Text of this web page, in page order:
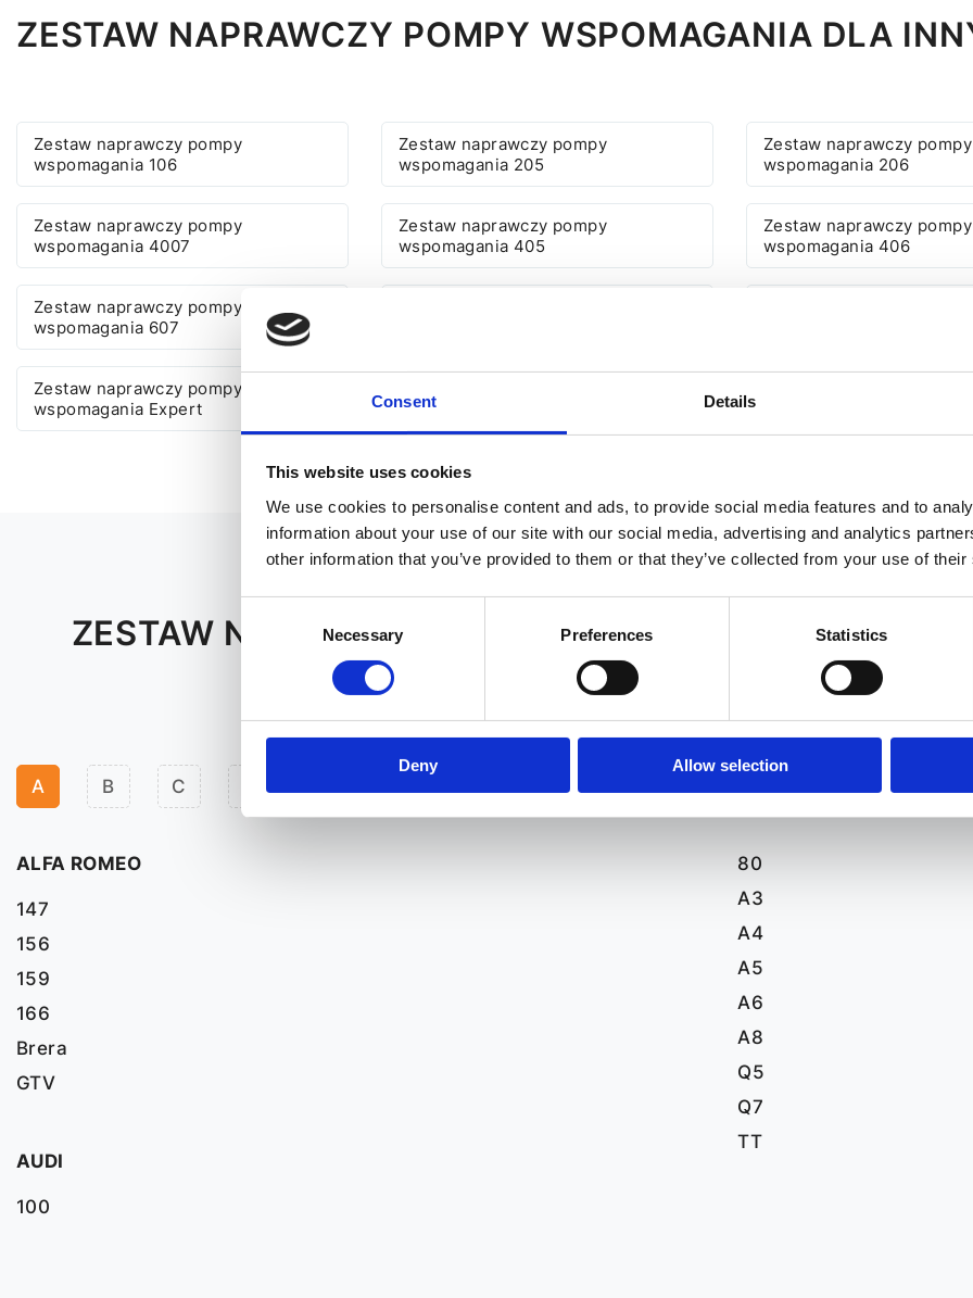
Consent Details
This website uses cookies
We use cookies to personalise content and ads, to provide social media features and to
information about your use of our site with our social media, advertising and analytics
other information that you’ve provided to them or that they’ve collected from your use of
Selection
Necessary Preferences Statistics
Deny Allow selection
ZESTAW NAPRAWCZY POMPY WSPOMAGANIA DLA
Zestaw naprawczy pompy
wspomagania 106
Zestaw naprawczy pompy
wspomagania 205
Zestaw naprawczy pompy
wspomagania 206
Zestaw naprawczy pompy
wspomagania 4007
Zestaw naprawczy pompy
wspomagania 405
Zestaw naprawczy pompy
wspomagania 406
Zestaw naprawczy pompy
wspomagania 607
Zestaw naprawczy pompy
wspomagania Expert
wspomagania Partner
ZESTAW NAPRAWCZY POMPY WSPOMAGANIA DO
SAMOCHODÓW
A B C O
ALFA ROMEO
147
156
159
166
Brera
GTV
AUDI
100
80
A3
A4
A5
A6
A8
Q5
Q7
TT